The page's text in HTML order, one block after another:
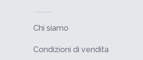
Chi siamo
Condizioni di vendita